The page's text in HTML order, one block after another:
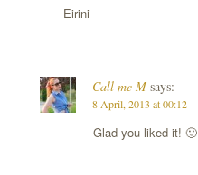
Eirini
Call me M says:
8 April, 2013 at 00:12
Glad you liked it! 🙂